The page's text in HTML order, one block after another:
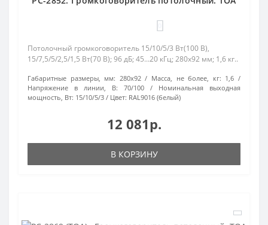
Потолочный громкоговоритель 15/10/5/3 Вт(100 В),
15/7,5/5/2,5/1,5 Вт(70 В); 96 дБ; 45...20 кГц; 280х92 мм; 1,6 кг..
Габаритные размеры, мм: 280x92 Масса, не более, кг: 1,6
Напряжение в линии, В:
70/100
Номинальная выходная
мощность, Вт: 15/10/5/3 Цвет: RAL9016 (белый)
12 081р.
В КОРЗИНУ